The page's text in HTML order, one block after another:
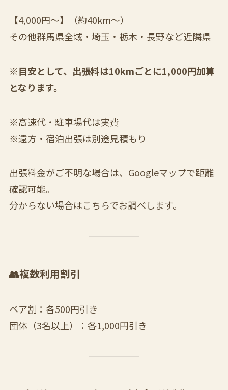
【4,000円〜】（約40km〜）
その他群馬県全域・埼玉・栃木・長野など近隣県
※目安として、出張料は10kmごとに1,000円加算
となります。
※高速代・駐車場代は実費
※遠方・宿泊出張は別途見積もり
出張料金がご不明な場合は、Googleマップで距離
確認可能。
分からない場合はこちらでお調べします。
👥複数利用割引
ペア割：各500円引き
団体（3名以上）：各1,000円引き